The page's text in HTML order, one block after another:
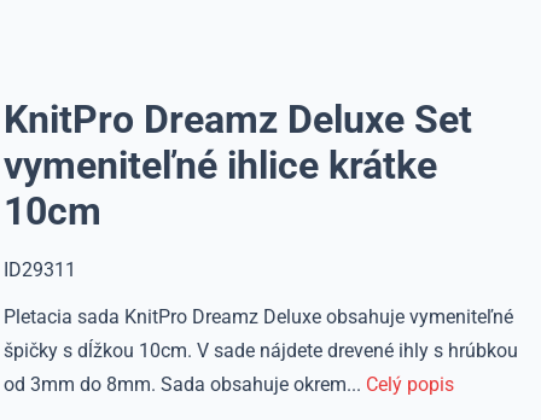
KnitPro Dreamz Deluxe Set
vymeniteľné ihlice krátke
10cm
ID29311
Pletacia sada KnitPro Dreamz Deluxe obsahuje vymeniteľné
špičky s dĺžkou 10cm. V sade nájdete drevené ihly s hrúbkou
od 3mm do 8mm. Sada obsahuje okrem... Celý popis